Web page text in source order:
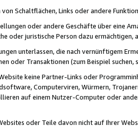
von Schaltflächen, Links oder andere
oder andere Geschäfte über eine
oder juristische Person dazu
unterlassen, die nach vernünftigem
oder Transaktionen (zum Beispiel
keine Partner-Links oder
Computerviren, Würmern,
auf einem Nutzer-Computer oder
oder Teile davon nicht auf Ihrer